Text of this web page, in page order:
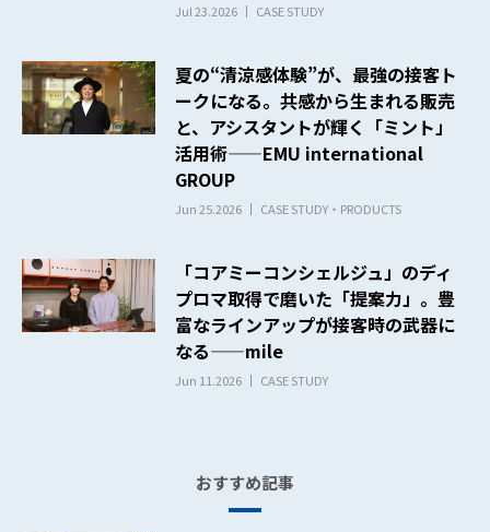
Jul 23.2026 CASE STUDY
夏の“清涼感体験”が、最強の接客ト
ークになる。共感から生まれる販売
と、アシスタントが輝く「ミント」
活用術——EMU international
GROUP
Jun 25.2026 CASE STUDY・PRODUCTS
「コアミーコンシェルジュ」のディ
プロマ取得で磨いた「提案力」。豊
富なラインアップが接客時の武器に
なる——mile
Jun 11.2026 CASE STUDY
おすすめ記事